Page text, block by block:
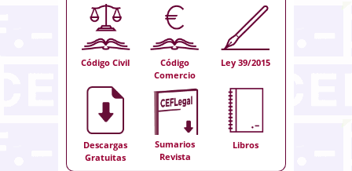
Código Civil
Código
Comercio
Ley 39/2015
Descargas
Gratuitas
Sumarios
Revista
Libros